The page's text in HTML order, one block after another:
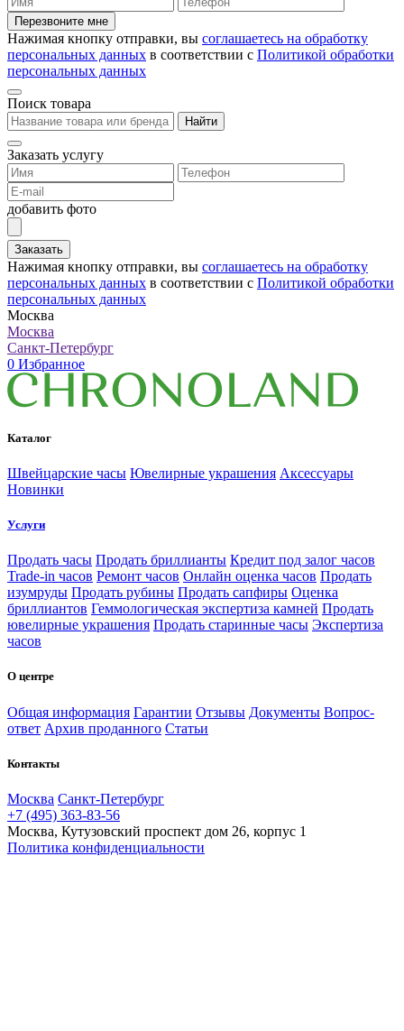
Перезвоните мне
Нажимая кнопку отправки, вы соглашаетесь на обработку
персональных данных в соответствии с Политикой обработки
персональных данных
Поиск товара
Найти
Заказать услугу
добавить фото
Заказать
Нажимая кнопку отправки, вы соглашаетесь на обработку
персональных данных в соответствии с Политикой обработки
персональных данных
Москва
Москва
Санкт-Петербург
0 Избранное
Каталог
Швейцарские часы Ювелирные украшения Аксессуары
Новинки
Услуги
Продать часы Продать бриллианты Кредит под залог часов
Trade-in часов Ремонт часов Онлайн оценка часов Продать
изумруды Продать рубины Продать сапфиры Оценка
бриллиантов Геммологическая экспертиза камней Продать
ювелирные украшения Продать старинные часы Экспертиза
часов
О центре
Общая информация Гарантии Отзывы Документы Вопрос-
ответ Архив проданного Статьи
Контакты
Москва Санкт-Петербург
+7 (495) 363-83-56
Москва, Кутузовский проспект дом 26, корпус 1
Политика конфиденциальности